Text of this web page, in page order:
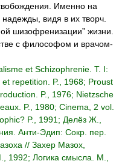
Именно на
надежды, видя в их творч.
шизофренизации” жизни.
с философом и врачом-
et Schizophrenie. Т. I:
repetition. P., 1968; Proust
P., 1976; Nietzsche
P., 1980; Cinema, 2 vol.
P., 1991; Делёз Ж.,
Анти-Эдип: Сокр. пер.
// Захер Мазох,
1992; Логика смысла. М.,